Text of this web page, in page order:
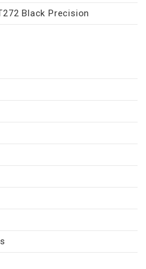
Black Precision